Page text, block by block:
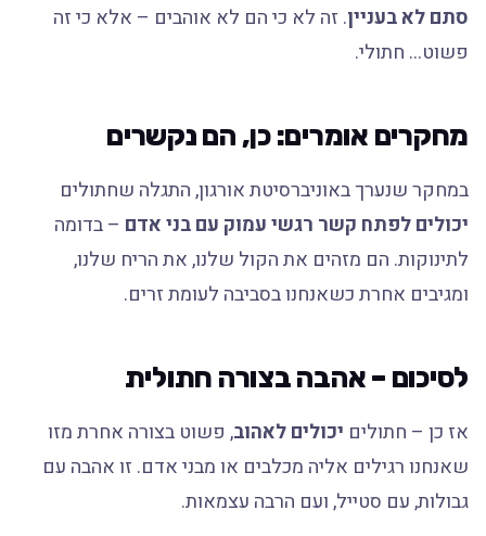
סתם לא בעניין. זה לא כי הם לא אוהבים – אלא כי זה
פשוט… חתולי.
מחקרים אומרים: כן, הם נקשרים
במחקר שנערך באוניברסיטת אורגון, התגלה שחתולים
יכולים לפתח קשר רגשי עמוק עם בני אדם – בדומה
לתינוקות. הם מזהים את הקול שלנו, את הריח שלנו,
ומגיבים אחרת כשאנחנו בסביבה לעומת זרים.
לסיכום – אהבה בצורה חתולית
אז כן – חתולים יכולים לאהוב, פשוט בצורה אחרת מזו
שאנחנו רגילים אליה מכלבים או מבני אדם. זו אהבה עם
גבולות, עם סטייל, ועם הרבה עצמאות.